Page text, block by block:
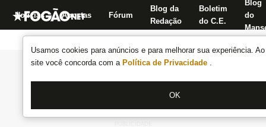
Usamos cookies para anúncios e para melhorar sua experiência.
site você concorda com a Política de Privacidade .
OK
Notícias Apostas Fórum
Blog da
Redação
Boletim
do C.E.
Blog
do